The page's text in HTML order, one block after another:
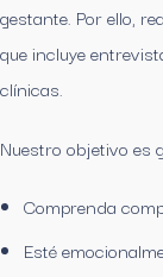
gestante. Por ello,
que incluye
clínicas.
Nuestro objetivo es
Comprenda
Esté